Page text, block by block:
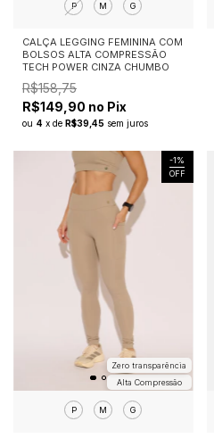
P M G
CALÇA LEGGING FEMININA COM
BOLSOS ALTA COMPRESSÃO
TECH POWER CINZA CHUMBO
R$158,75
R$149,90 no Pix
ou 4 x de R$39,45 sem juros
-1%
OFF
Alta Compressão
Zero transparência
P M G